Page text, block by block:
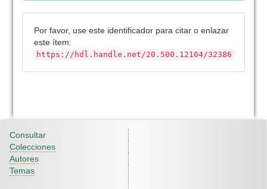
Por favor, use este identificador para citar o enlazar
este ítem:
https://hdl.handle.net/20.500.12104/32386
Consultar
Colecciones
Autores
Temas